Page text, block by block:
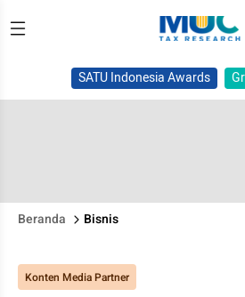
SATU Indonesia Awards
Beranda Bisnis
Konten Media Partner